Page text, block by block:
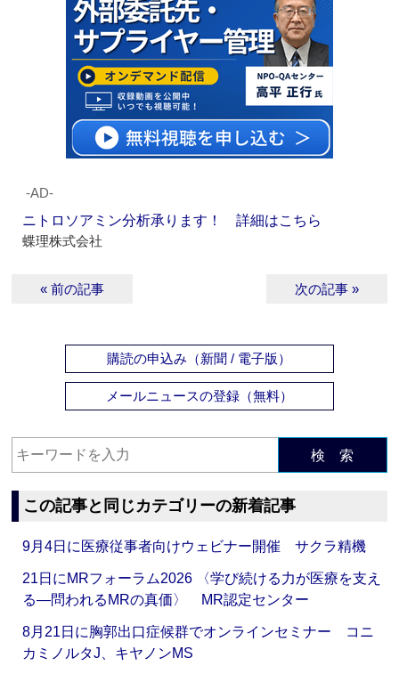
‐AD‐
ニトロソアミン分析承ります！ 詳細はこちら
蝶理株式会社
« 前の記事 次の記事 »
購読の申込み（新聞 / 電子版）
メールニュースの登録（無料）
検 索
この記事と同じカテゴリーの新着記事
9月4日に医療従事者向けウェビナー開催 サクラ精機
21日にMRフォーラム2026 〈学び続ける力が医療を支え
る―問われるMRの真価〉 MR認定センター
8月21日に胸郭出口症候群でオンラインセミナー コニ
カミノルタJ、キヤノンMS